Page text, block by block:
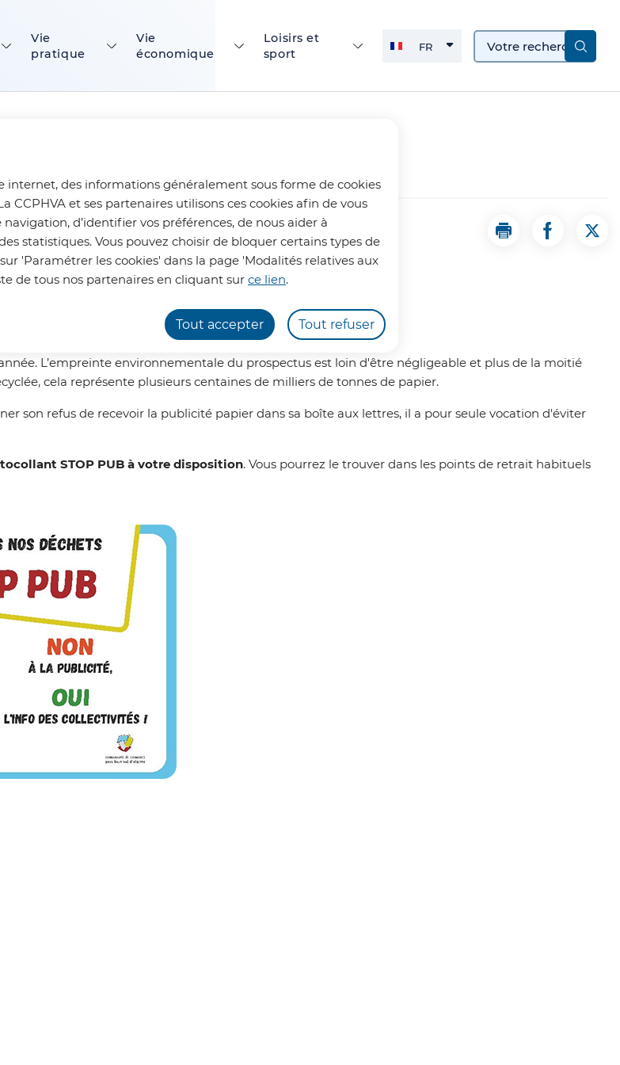
internet, des informations généralement sous forme de cookies
CCPHVA et ses partenaires utilisons ces cookies afin de vous
d’identifier vos préférences, de nous aider à
statistiques. Vous pouvez choisir de bloquer certains types de
'Paramétrer les cookies' dans la page 'Modalités relatives aux
de tous nos partenaires en cliquant sur ce lien.
Tout accepter Tout refuser
Consulter le plan du site
Vie
pratique
Vie
économique
Loisirs et
sport
FR
FRANÇAIS ACTIVE
Stop Pub Imprimer la page
Partager la
!
L’empreinte environnementale du prospectus est loin d'être négligeable et plus de la moitié
cela représente plusieurs centaines de milliers de tonnes de papier.
son refus de recevoir la publicité papier dans sa boîte aux lettres, il a pour seule vocation d'éviter
STOP PUB à votre disposition. Vous pourrez le trouver dans les points de retrait habituels
Zoom on image